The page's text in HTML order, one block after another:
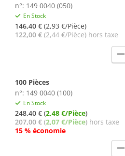
n°: 149 0040 (050)
En Stock
146,40 € (2,93 €/Pièce)
122,00 € (2,44 €/Pièce) hors taxe
remove
100 Pièces
n°: 149 0040 (100)
En Stock
248,40 € (2,48 €/Pièce)
207,00 € (2,07 €/Pièce) hors taxe
15 % économie
remove